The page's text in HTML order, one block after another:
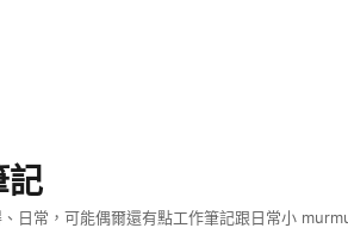
記
日常，可能偶爾還有點工作筆記跟日常小